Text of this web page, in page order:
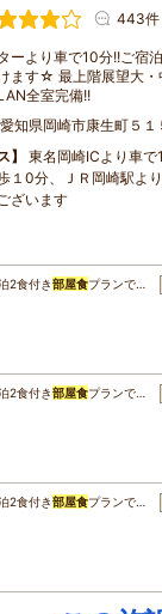
443件
ーより車で10分!!ご宿
ます☆ 最上階展望大
全室完備!!
愛知県岡崎市康生町５１
東名岡崎ICより車
１0分、ＪＲ岡崎駅よ
ざいます
2食付き部屋食プランで…
2食付き部屋食プランで…
2食付き部屋食プランで…